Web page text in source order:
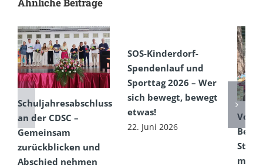
Schuljahresabschluss
an der CDSC –
Gemeinsam
zurückblicken und
Abschied nehmen
SOS-Kinderdorf-
Spendenlauf und
Sporttag 2026 – Wer
sich bewegt, bewegt
etwas!
22. Juni 2026
Von
mit